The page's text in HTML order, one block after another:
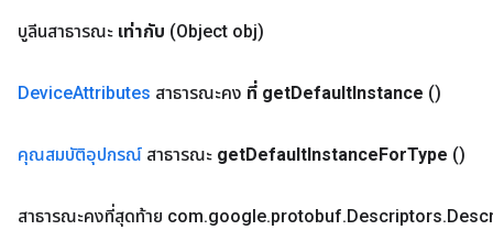
บูลีนสาธารณะ เท่ากับ (Object obj)
DeviceAttributes สาธารณะคง ที่ getDefaultInstance ()
คุณสมบัติอุปกรณ์ สาธารณะ getDefaultInstanceForType ()
สาธารณะคงที่สุดท้าย com.google.protobuf.Descriptors.